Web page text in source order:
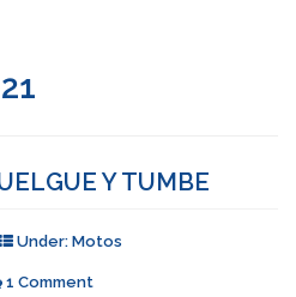
Y TUMBE
Under: Motos
1 Comment